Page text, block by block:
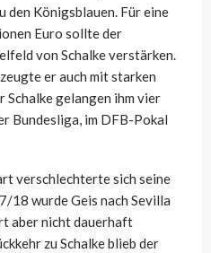
den Königsblauen. Für eine
Euro sollte der
von Schalke verstärken.
er auch mit starken
Schalke gelangen ihm vier
Bundesliga, im DFB-Pokal
verschlechterte sich seine
18 wurdeGeis nach Sevilla
aber nicht dauerhaft
zu Schalke blieb der